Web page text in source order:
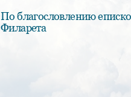
По благословлению
Филарета